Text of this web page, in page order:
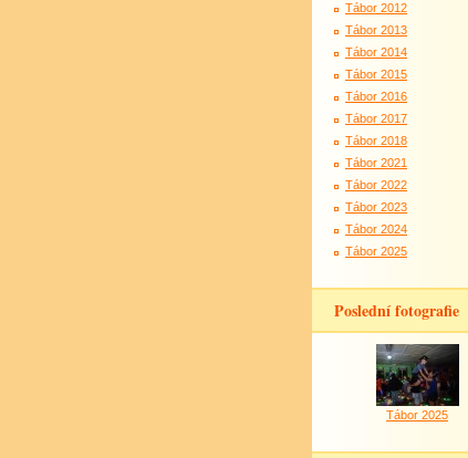
Tábor 2012
Tábor 2013
Tábor 2014
Tábor 2015
Tábor 2016
Tábor 2017
Tábor 2018
Tábor 2021
Tábor 2022
Tábor 2023
Tábor 2024
Tábor 2025
Poslední fotografie
Tábor 2025